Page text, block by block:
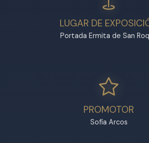
LUGAR DE
Portada Ermita de San
PROMOTOR
Sofía Arcos